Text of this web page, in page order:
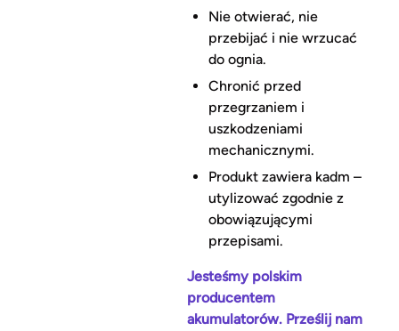
Nie otwierać, nie
przebijać i nie wrzucać
do ognia.
Chronić przed
przegrzaniem i
uszkodzeniami
mechanicznymi.
Produkt zawiera kadm –
utylizować zgodnie z
obowiązującymi
przepisami.
Jesteśmy polskim
producentem
akumulatorów. Prześlij nam